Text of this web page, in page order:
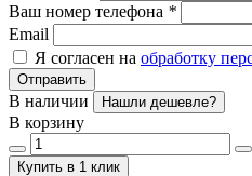
Ваш номер телефона *
Email
Я согласен на обработку
Отправить
В наличии Нашли дешевле?
В корзину
Купить в 1 клик